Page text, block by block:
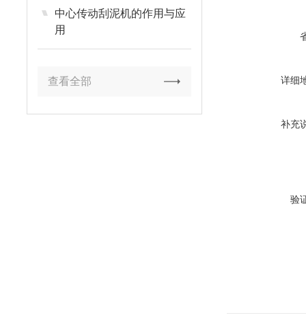
中心传动刮泥机的作用与应
用
查看全部 详细
补充
验